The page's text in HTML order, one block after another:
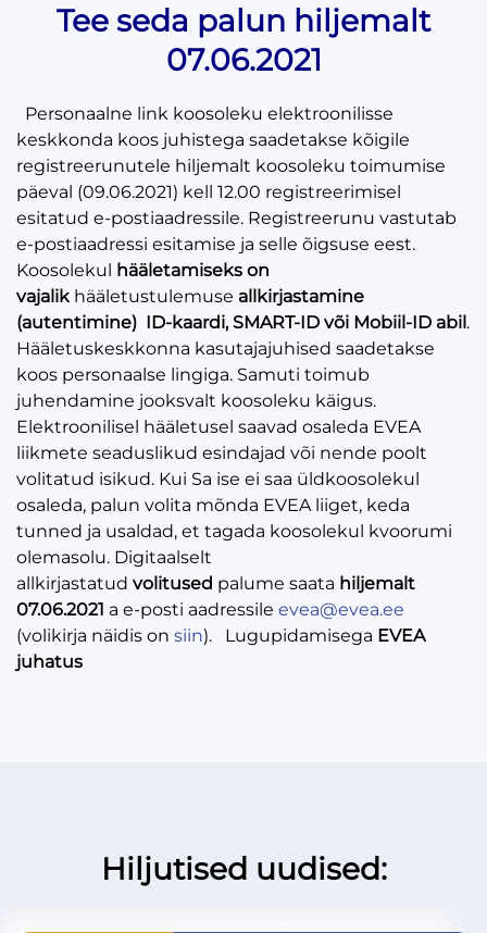
Tee seda palun hiljemalt
07.06.2021
Personaalne link koosoleku elektroonilisse
keskkonda koos juhistega saadetakse kõigile
registreerunutele hiljemalt koosoleku toimumise
päeval (09.06.2021) kell 12.00 registreerimisel
esitatud e-postiaadressile. Registreerunu vastutab
e-postiaadressi esitamise ja selle õigsuse eest.
Koosolekul hääletamiseks on
vajalik hääletustulemuse allkirjastamine
(autentimine) ID-kaardi, SMART-ID või Mobiil-ID abil.
Hääletuskeskkonna kasutajajuhised saadetakse
koos personaalse lingiga. Samuti toimub
juhendamine jooksvalt koosoleku käigus.
Elektroonilisel hääletusel saavad osaleda EVEA
liikmete seaduslikud esindajad või nende poolt
volitatud isikud. Kui Sa ise ei saa üldkoosolekul
osaleda, palun volita mõnda EVEA liiget, keda
tunned ja usaldad, et tagada koosolekul kvoorumi
olemasolu. Digitaalselt
allkirjastatud volitused palume saata hiljemalt
07.06.2021 a e-posti aadressile evea@evea.ee
(volikirja näidis on siin). Lugupidamisega EVEA
juhatus
Hiljutised uudised: